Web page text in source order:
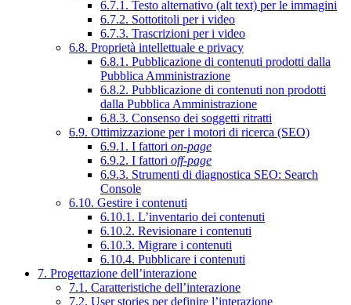
6.7.1. Testo alternativo (alt text) per le immagini
6.7.2. Sottotitoli per i video
6.7.3. Trascrizioni per i video
6.8. Proprietà intellettuale e privacy
6.8.1. Pubblicazione di contenuti prodotti dalla
Pubblica Amministrazione
6.8.2. Pubblicazione di contenuti non prodotti
dalla Pubblica Amministrazione
6.8.3. Consenso dei soggetti ritratti
6.9. Ottimizzazione per i motori di ricerca (SEO)
6.9.1. I fattori on-page
6.9.2. I fattori off-page
6.9.3. Strumenti di diagnostica SEO: Search
Console
6.10. Gestire i contenuti
6.10.1. L’inventario dei contenuti
6.10.2. Revisionare i contenuti
6.10.3. Migrare i contenuti
6.10.4. Pubblicare i contenuti
7. Progettazione dell’interazione
7.1. Caratteristiche dell’interazione
7.2. User stories per definire l’interazione